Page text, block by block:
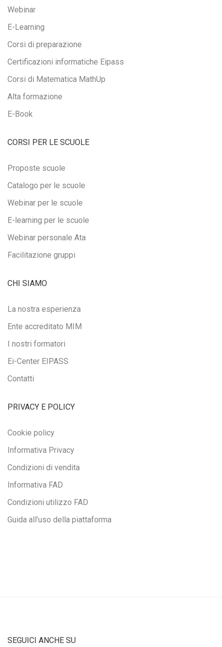
Webinar
E-Learning
Corsi di preparazione
Certificazioni informatiche Eipass
Corsi di Matematica MathUp
Alta formazione
E-Book
CORSI PER LE SCUOLE
Proposte scuole
Catalogo per le scuole
Webinar per le scuole
E-learning per le scuole
Webinar personale Ata
Facilitazione gruppi
CHI SIAMO
La nostra esperienza
Ente accreditato MIM
I nostri formatori
Ei-Center EIPASS
Contatti
PRIVACY E POLICY
Cookie policy
Informativa Privacy
Condizioni di vendita
Informativa FAD
Condizioni utilizzo FAD
Guida all’uso della piattaforma
SEGUICI ANCHE SU